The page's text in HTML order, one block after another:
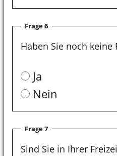
Frage 6
Haben Sie noch keine
Ja
Nein
Frage 7
Sind Sie in Ihrer